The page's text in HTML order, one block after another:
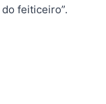
feiticeiro”.